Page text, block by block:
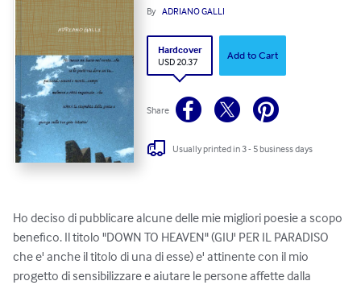
By ADRIANO GALLI
Hardcover
USD 20.37
Add to Cart
Share
Usually printed in 3 - 5 business days
Ho deciso di pubblicare alcune delle mie migliori poesie a scopo
benefico. Il titolo "DOWN TO HEAVEN" (GIU' PER IL PARADISO
che e' anche il titolo di una di esse) e' attinente con il mio
progetto di sensibilizzare e aiutare le persone affette dalla